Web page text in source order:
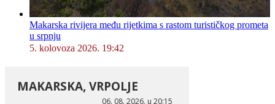
Makarska rivijera među rijetkima s rastom turističkog prometa
u srpnju
5. kolovoza 2026. 19:42